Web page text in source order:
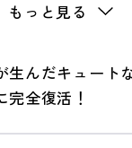
もっと見る
生んだキュート
全復活！